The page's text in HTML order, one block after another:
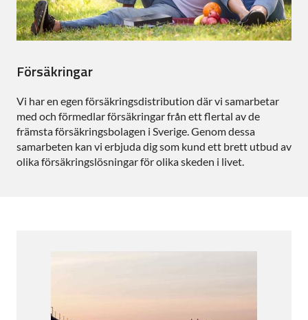
Försäkringar
Vi har en egen försäkringsdistribution där vi samarbetar
med och förmedlar försäkringar från ett flertal av de
främsta försäkringsbolagen i Sverige. Genom dessa
samarbeten kan vi erbjuda dig som kund ett brett utbud av
olika försäkringslösningar för olika skeden i livet.